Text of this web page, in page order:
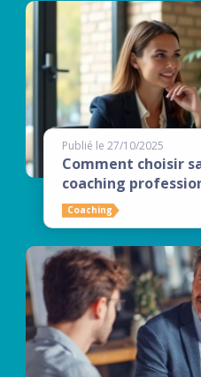
Publié le 27/10/2025
Comment choisir
coaching
Coaching